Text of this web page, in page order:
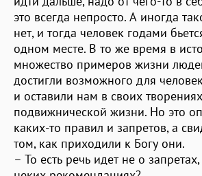
это всегда непросто. А иногда
нет, и тогда человек годами
одном месте. В то же время в
множество примеров жизни
достигли возможного для
и оставили нам в своих
подвижнической жизни. Но это
каких-то правил и запретов, а
том, как приходили к Богу они.
– То есть речь идет не о